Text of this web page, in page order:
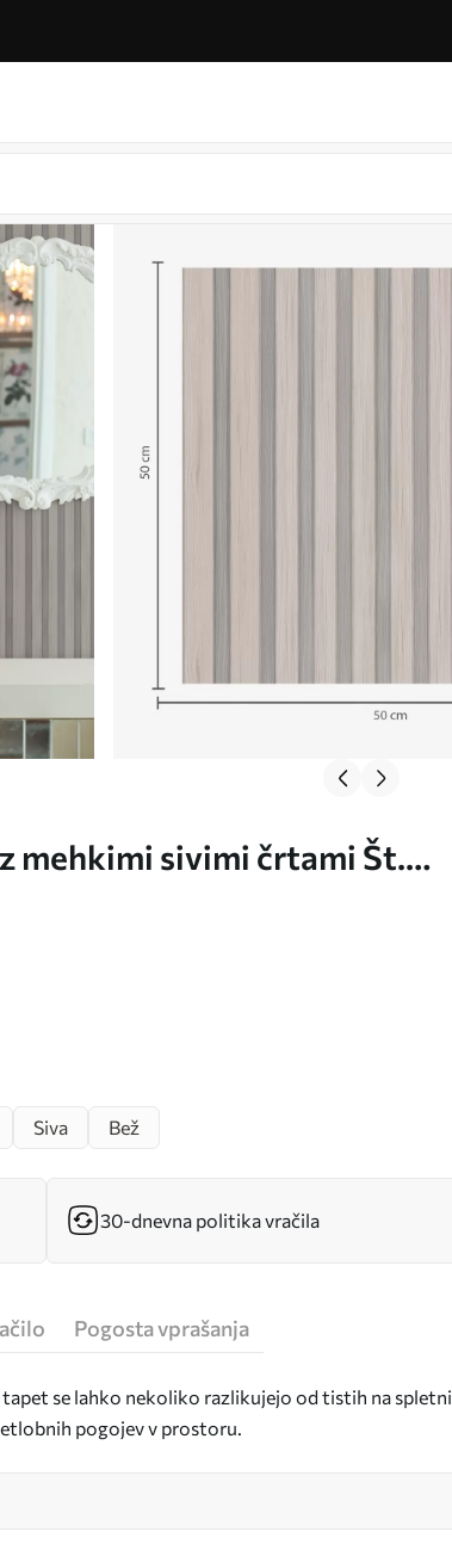
mehkimi sivimi črtami Št.
Siva Bež
30-dnevna politika vračila
Pogosta vprašanja
tapet se lahko nekoliko razlikujejo od tistih na spletni
pogojev v prostoru.